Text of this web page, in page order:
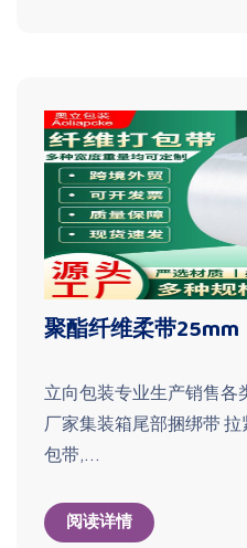
聚酯纤维柔带25mm
立向包装专业生产销售
厂家集装箱尾部捆绑带
包带,...
阅读详情